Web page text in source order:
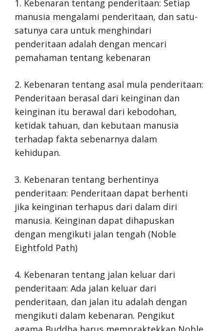
1. Kebenaran tentang penderitaan: Setiap
manusia mengalami penderitaan, dan satu-
satunya cara untuk menghindari
penderitaan adalah dengan mencari
pemahaman tentang kebenaran
2. Kebenaran tentang asal mula penderitaan:
Penderitaan berasal dari keinginan dan
keinginan itu berawal dari kebodohan,
ketidak tahuan, dan kebutaan manusia
terhadap fakta sebenarnya dalam
kehidupan.
3. Kebenaran tentang berhentinya
penderitaan: Penderitaan dapat berhenti
jika keinginan terhapus dari dalam diri
manusia. Keinginan dapat dihapuskan
dengan mengikuti jalan tengah (Noble
Eightfold Path)
4. Kebenaran tentang jalan keluar dari
penderitaan: Ada jalan keluar dari
penderitaan, dan jalan itu adalah dengan
mengikuti dalam kebenaran. Pengikut